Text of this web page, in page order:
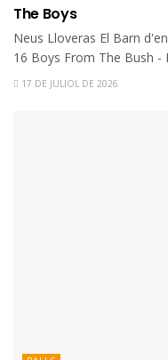
The Boys
Neus Lloveras El Barn
16 Boys From The Bush -
17 DE JULIOL DE 2026